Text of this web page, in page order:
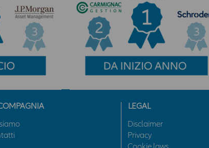
potrebbe non essere adeguato per l'utente; prima di
qualsiasi operazione, l'utente dovrà, pertanto, valutare, in
autonomia, la rilevanza delle informazioni pubblicate
News ai fini delle proprie decisioni di investimento, della
situazione finanziaria e di qualsiasi altra circostanza
e comunque sempre consultare la documentazione d’offerta
presente sul sito
www.allianzdarta.ie. La Compagnia non
nell’Area; l’utilizzo e la diffusione di tali dati e informazioni da
parte dell’utente avviene, pertanto, sotto la propria esclusiva
informazioni pubblicate nell’ Area siano prodotte sulla base
LEGAL
Disclaimer
Privacy